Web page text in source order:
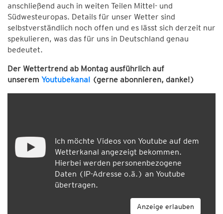
anschließend auch in weiten Teilen Mittel- und
Südwesteuropas. Details für unser Wetter sind
selbstverständlich noch offen und es lässt sich derzeit nur
spekulieren, was das für uns in Deutschland genau
bedeutet.
Der Wettertrend ab Montag ausführlich auf
unserem Youtubekanal (gerne abonnieren, danke!)
Ich möchte Videos von Youtube auf dem
Wetterkanal angezeigt bekommen.
Hierbei werden personenbezogene
Daten (IP-Adresse o.ä.) an Youtube
übertragen.
Anzeige erlauben